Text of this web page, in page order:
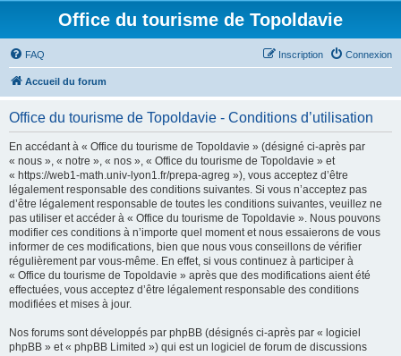
Office du tourisme de Topoldavie
FAQ Connexion
Inscription
Accueil du forum
Office du tourisme de Topoldavie - Conditions d’utilisation
En accédant à « Office du tourisme de Topoldavie » (désigné ci-après par
« nous », « notre », « nos », « Office du tourisme de Topoldavie » et
« https://web1-math.univ-lyon1.fr/prepa-agreg »), vous acceptez d’être
légalement responsable des conditions suivantes. Si vous n’acceptez pas
d’être légalement responsable de toutes les conditions suivantes, veuillez ne
pas utiliser et accéder à « Office du tourisme de Topoldavie ». Nous pouvons
modifier ces conditions à n’importe quel moment et nous essaierons de vous
informer de ces modifications, bien que nous vous conseillons de vérifier
régulièrement par vous-même. En effet, si vous continuez à participer à
« Office du tourisme de Topoldavie » après que des modifications aient été
effectuées, vous acceptez d’être légalement responsable des conditions
modifiées et mises à jour.
Nos forums sont développés par phpBB (désignés ci-après par « logiciel
phpBB » et « phpBB Limited ») qui est un logiciel de forum de discussions